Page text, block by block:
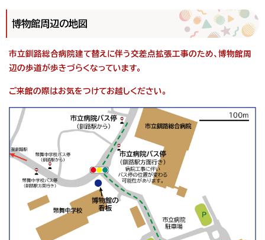
博物館周辺の地図
市立釧路総合病院建て替えに伴う交差点拡張工事のため、博物館周
辺の歩道が歩きづらくなっています。
ご来館の際はお気をつけてお越しください。